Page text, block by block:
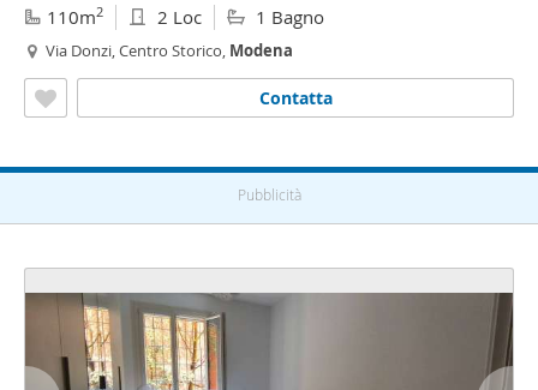
110m2 2 Loc 1 Bagno
Via Donzi, Centro Storico, Modena
Contatta
Pubblicità